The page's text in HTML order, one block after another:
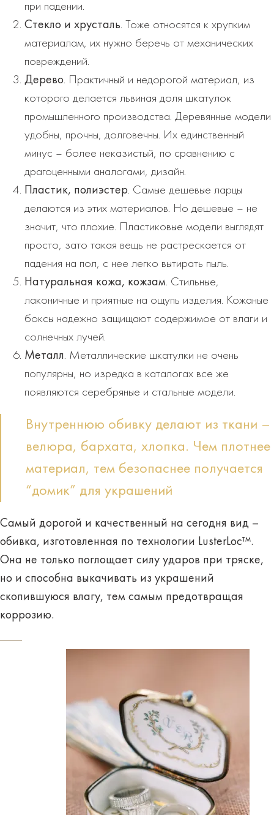
при падении.
Стекло и хрусталь. Тоже относятся к хрупким
материалам, их нужно беречь от механических
повреждений.
Дерево. Практичный и недорогой материал, из
которого делается львиная доля шкатулок
промышленного производства. Деревянные модели
удобны, прочны, долговечны. Их единственный
минус – более неказистый, по сравнению с
драгоценными аналогами, дизайн.
Пластик, полиэстер. Самые дешевые ларцы
делаются из этих материалов. Но дешевые – не
значит, что плохие. Пластиковые модели выглядят
просто, зато такая вещь не растрескается от
падения на пол, с нее легко вытирать пыль.
Натуральная кожа, кожзам. Стильные,
лаконичные и приятные на ощупь изделия. Кожаные
боксы надежно защищают содержимое от влаги и
солнечных лучей.
Металл. Металлические шкатулки не очень
популярны, но изредка в каталогах все же
появляются серебряные и стальные модели.
Внутреннюю обивку делают из ткани –
велюра, бархата, хлопка. Чем плотнее
материал, тем безопаснее получается
“домик” для украшений
Самый дорогой и качественный на сегодня вид –
обивка, изготовленная по технологии LusterLoc™.
Она не только поглощает силу ударов при тряске,
но и способна выкачивать из украшений
скопившуюся влагу, тем самым предотвращая
коррозию.